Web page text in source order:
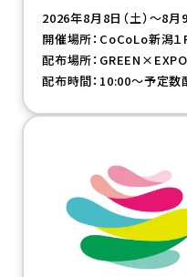
2026年8月8日（土）～8月9
開催場所：CoCoLo新潟１
配布場所：
配布時間：10:00～予定数
（新規タブで開きます）